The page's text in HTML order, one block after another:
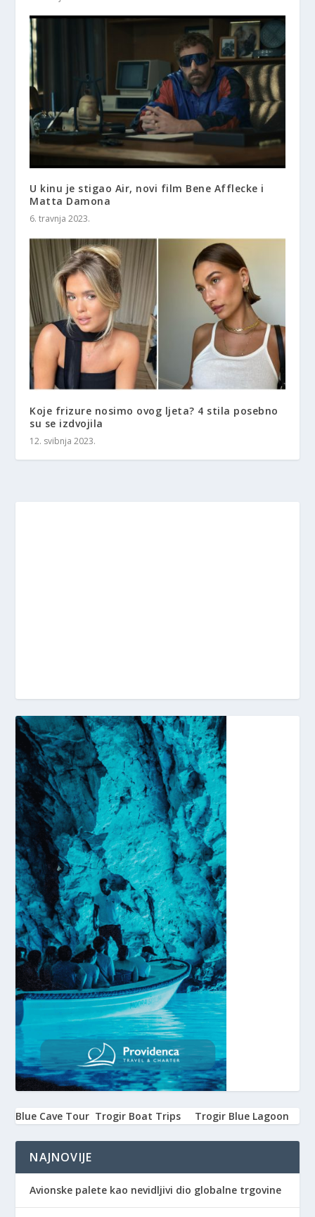
U kinu je stigao Air, novi film Bene Afflecke i
Matta Damona
6. travnja 2023.
Koje frizure nosimo ovog ljeta? 4 stila posebno
su se izdvojila
12. svibnja 2023.
Blue Cave Tour Trogir Boat Trips Trogir Blue Lagoon
NAJNOVIJE
Avionske palete kao nevidljivi dio globalne trgovine